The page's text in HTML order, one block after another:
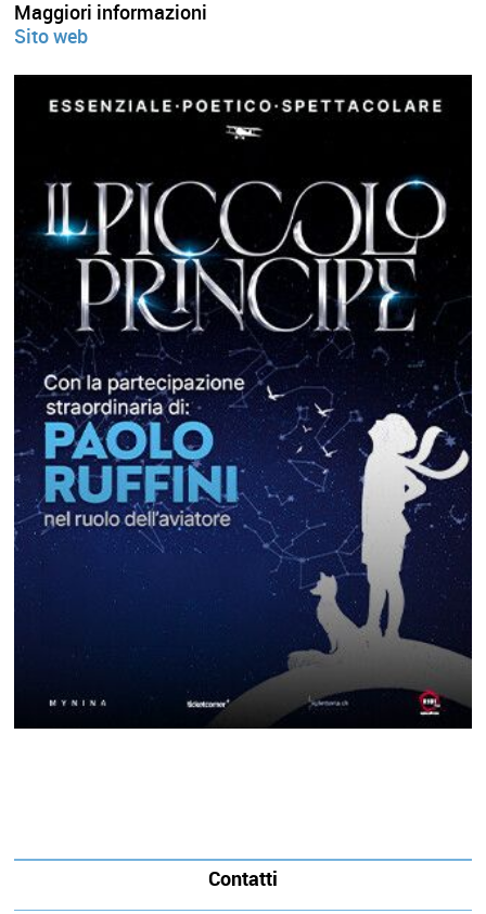
Maggiori informazioni
Sito web
Contatti